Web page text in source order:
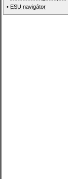
• ESU navigátor